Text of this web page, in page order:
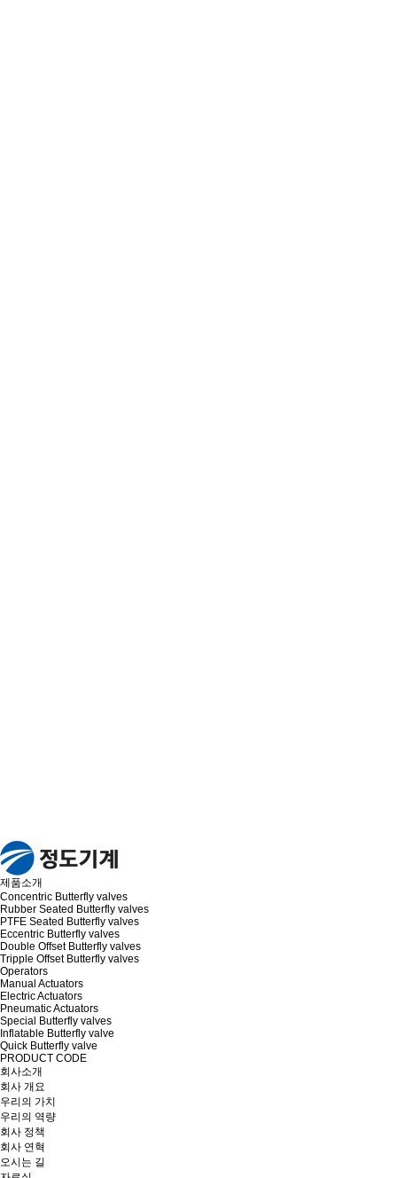
제품소개
Concentric Butterfly valves
Rubber Seated Butterfly valves
PTFE Seated Butterfly valves
Eccentric Butterfly valves
Double Offset Butterfly valves
Tripple Offset Butterfly valves
Operators
Manual Actuators
Electric Actuators
Pneumatic Actuators
Special Butterfly valves
Inflatable Butterfly valve
Quick Butterfly valve
PRODUCT CODE
회사소개
회사 개요
우리의 가치
우리의 역량
회사 정책
회사 연혁
오시는 길